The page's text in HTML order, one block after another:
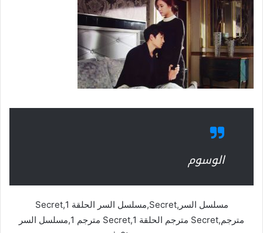
الوسوم
مسلسل السر,Secret,مسلسل السر الحلقة 1,Secret
مترجم,Secret مترجم الحلقة 1,Secret مترجم 1,مسلسل السر